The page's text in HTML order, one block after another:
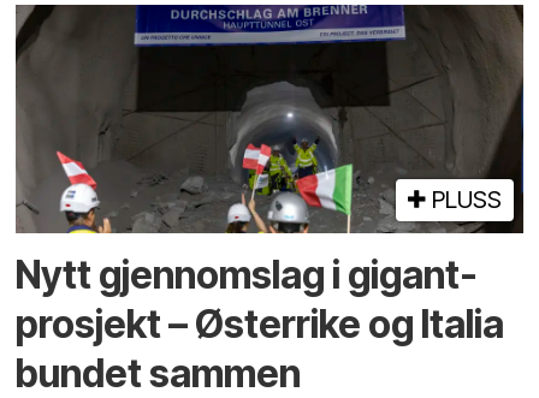
PLUSS
Nytt gjennomslag i gigant­
prosjekt – Østerrike og Italia
bundet sammen